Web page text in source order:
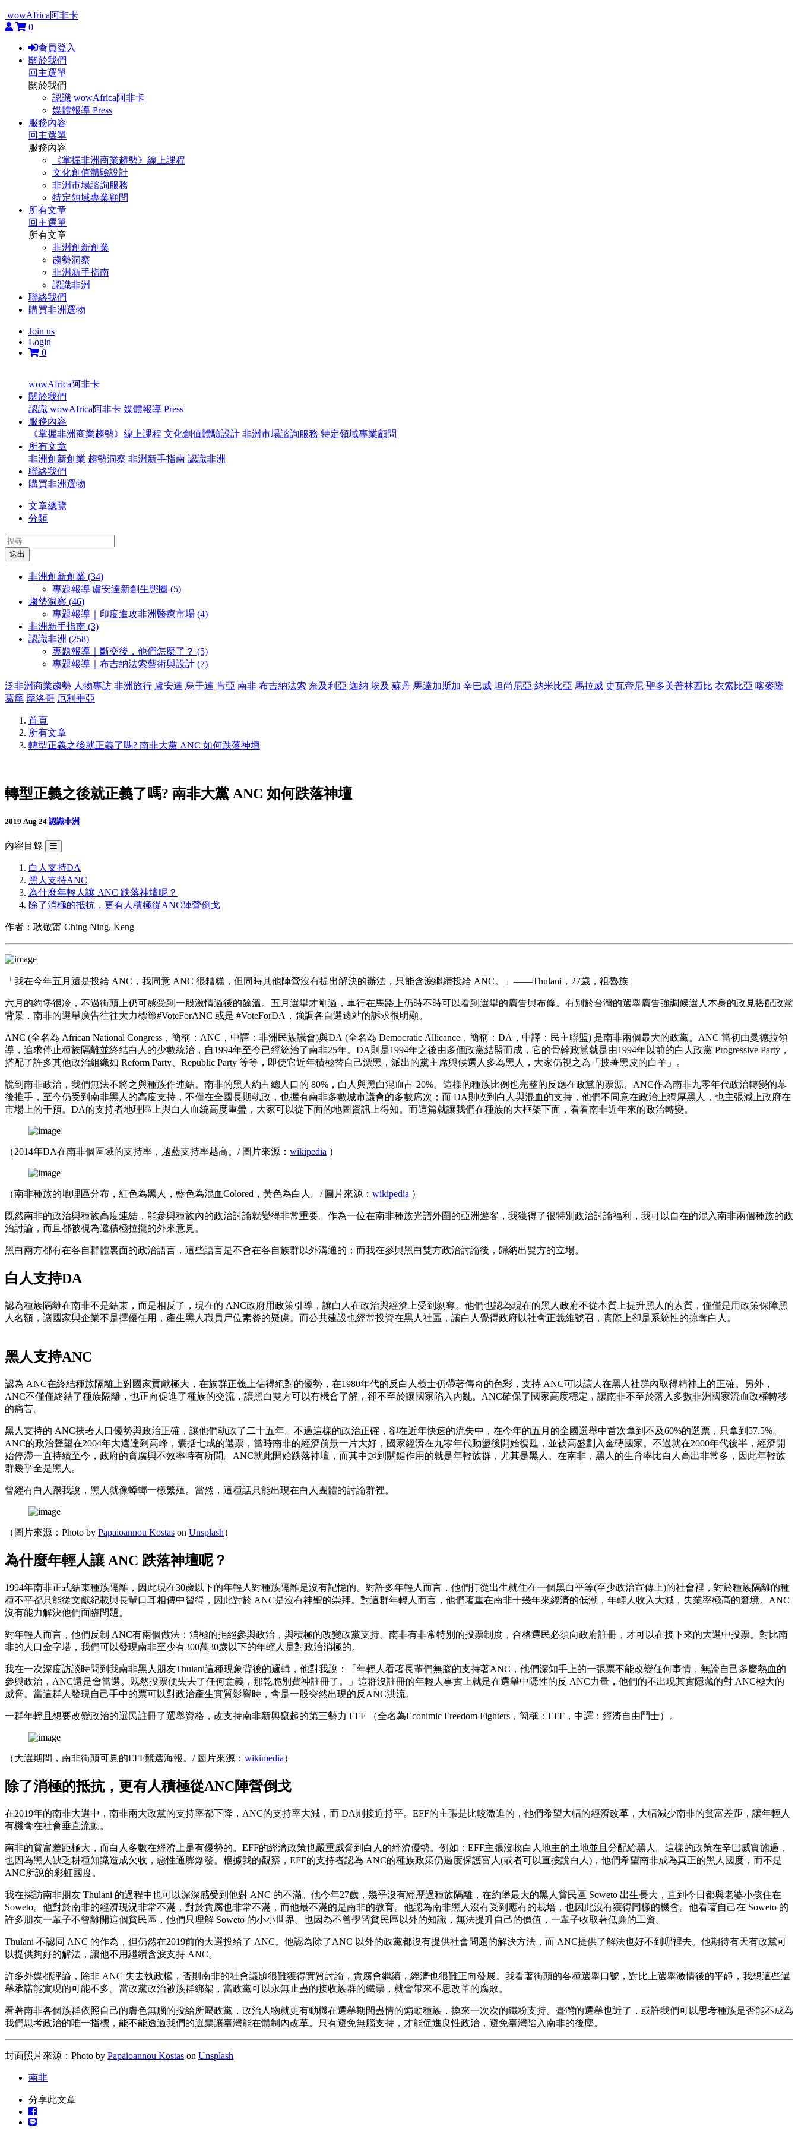
wowAfrica阿非卡
0
會員登入
關於我們
回主選單
關於我們
認識 wowAfrica阿非卡
媒體報導 Press
服務內容
回主選單
服務內容
《掌握非洲商業趨勢》線上課程
文化創值體驗設計
非洲市場諮詢服務
特定領域專業顧問
所有文章
回主選單
所有文章
非洲創新創業
趨勢洞察
非洲新手指南
認識非洲
聯絡我們
購買非洲選物
Join us
Login
0
wowAfrica阿非卡
關於我們
認識 wowAfrica阿非卡 媒體報導 Press
服務內容
《掌握非洲商業趨勢》線上課程 文化創值體驗設計 非洲市場諮詢服務 特定領域專業顧問
所有文章
非洲創新創業 趨勢洞察 非洲新手指南 認識非洲
聯絡我們
購買非洲選物
文章總覽
分類
送出
非洲創新創業 (34)
專題報導|盧安達新創生態圈 (5)
趨勢洞察 (46)
專題報導｜印度進攻非洲醫療市場 (4)
非洲新手指南 (3)
認識非洲 (258)
專題報導｜斷交後，他們怎麼了？ (5)
專題報導｜布吉納法索藝術與設計 (7)
泛非洲商業趨勢 人物專訪 非洲旅行 盧安達 烏干達 肯亞 南非 布吉納法索 奈及利亞 迦納 埃及 蘇丹 馬達加斯加 辛巴威 坦尚尼亞 納米比亞 馬拉威 史瓦帝尼 聖多美普林西比 衣索比亞 喀麥隆
葛摩 摩洛哥 厄利垂亞
首頁
所有文章
轉型正義之後就正義了嗎? 南非大黨 ANC 如何跌落神壇
轉型正義之後就正義了嗎? 南非大黨 ANC 如何跌落神壇
2019 Aug 24 認識非洲
內容目錄
白人支持DA
黑人支持ANC
為什麼年輕人讓 ANC 跌落神壇呢？
除了消極的抵抗，更有人積極從ANC陣營倒戈
作者：耿敬甯 Ching Ning, Keng
「我在今年五月還是投給 ANC，我同意 ANC 很糟糕，但同時其他陣營沒有提出解決的辦法，只能含淚繼續投給 ANC。」——Thulani，27歲，祖魯族
六月的約堡很冷，不過街頭上仍可感受到一股激情過後的餘溫。五月選舉才剛過，車行在馬路上仍時不時可以看到選舉的廣告與布條。有別於台灣的選舉廣告強調候選人本身的政見搭配政黨
背景，南非的選舉廣告往往大力標籤#VoteForANC 或是 #VoteForDA，強調各自選邊站的訴求很明顯。
ANC (全名為 African National Congress，簡稱：ANC，中譯：非洲民族議會)與DA (全名為 Democratic Allicance，簡稱：DA，中譯：民主聯盟) 是南非兩個最大的政黨。ANC 當初由曼德拉領
導，追求停止種族隔離並終結白人的少數統治，自1994年至今已經統治了南非25年。DA則是1994年之後由多個政黨結盟而成，它的骨幹政黨就是由1994年以前的白人政黨 Progressive Party，
搭配了許多其他政治組織如 Reform Party、Republic Party 等等，即使它近年積極替自己漂黑，派出的黨主席與候選人多為黑人，大家仍視之為「披著黑皮的白羊」。
說到南非政治，我們無法不將之與種族作連結。南非的黑人約占總人口的 80%，白人與黑白混血占 20%。這樣的種族比例也完整的反應在政黨的票源。ANC作為南非九零年代政治轉變的幕
後推手，至今仍受到南非黑人的高度支持，不僅在全國長期執政，也握有南非多數城市議會的多數席次；而 DA則收到白人與混血的支持，他們不同意在政治上獨厚黑人，也主張減上政府在
市場上的干預。DA的支持者地理區上與白人血統高度重疊，大家可以從下面的地圖資訊上得知。而這篇就讓我們在種族的大框架下面，看看南非近年來的政治轉變。
（2014年DA在南非個區域的支持率，越藍支持率越高。/ 圖片來源： wikipedia ）
（南非種族的地理區分布，紅色為黑人，藍色為混血Colored，黃色為白人。/ 圖片來源： wikipedia ）
既然南非的政治與種族高度連結，能參與種族內的政治討論就變得非常重要。作為一位在南非種族光譜外圍的亞洲遊客，我獲得了很特別政治討論福利，我可以自在的混入南非兩個種族的政
治討論，而且都被視為邀積極拉攏的外來意見。
黑白兩方都有在各自群體裏面的政治語言，這些語言是不會在各自族群以外溝通的；而我在參與黑白雙方政治討論後，歸納出雙方的立場。
白人支持DA
認為種族隔離在南非不是結束，而是相反了，現在的 ANC政府用政策引導，讓白人在政治與經濟上受到剝奪。他們也認為現在的黑人政府不從本質上提升黑人的素質，僅僅是用政策保障黑
人名額，讓國家與企業不是擇優任用，產生黑人職員尸位素餐的疑慮。而公共建設也經常投資在黑人社區，讓白人覺得政府以社會正義維號召，實際上卻是系統性的掠奪白人。
黑人支持ANC
認為 ANC在終結種族隔離上對國家貢獻極大，在族群正義上佔得絕對的優勢，在1980年代的反白人義士仍帶著傳奇的色彩，支持 ANC可以讓人在黑人社群內取得精神上的正確。另外，
ANC不僅僅終結了種族隔離，也正向促進了種族的交流，讓黑白雙方可以有機會了解，卻不至於讓國家陷入內亂。ANC確保了國家高度穩定，讓南非不至於落入多數非洲國家流血政權轉移
的痛苦。
黑人支持的 ANC挾著人口優勢與政治正確，讓他們執政了二十五年。不過這樣的政治正確，卻在近年快速的流失中，在今年的五月的全國選舉中首次拿到不及60%的選票，只拿到57.5%。
ANC的政治聲望在2004年大選達到高峰，囊括七成的選票，當時南非的經濟前景一片大好，國家經濟在九零年代動盪後開始復甦，並被高盛劃入金磚國家。不過就在2000年代後半，經濟開
始停滯一直持續至今，政府的貪腐與不效率時有所聞。ANC就此開始跌落神壇，而其中起到關鍵作用的就是年輕族群，尤其是黑人。在南非，黑人的生育率比白人高出非常多，因此年輕族
群幾乎全是黑人。
曾經有白人跟我說，黑人就像蟑螂一樣繁殖。當然，這種話只能出現在白人團體的討論群裡。
（圖片來源：Photo by Papaioannou Kostas on Unsplash）
為什麼年輕人讓 ANC 跌落神壇呢？
1994年南非正式結束種族隔離，因此現在30歲以下的年輕人對種族隔離是沒有記憶的。對許多年輕人而言，他們打從出生就住在一個黑白平等(至少政治宣傳上)的社會裡，對於種族隔離的種
種不平都只能從文獻紀載與長輩口耳相傳中習得，因此對於 ANC是沒有神聖的崇拜。對這群年輕人而言，他們著重在南非十幾年來經濟的低潮，年輕人收入大減，失業率極高的窘境。ANC
沒有能力解決他們面臨問題。
對年輕人而言，他們反制 ANC有兩個做法：消極的拒絕參與政治，與積極的改變政黨支持。南非有非常特別的投票制度，合格選民必須向政府註冊，才可以在接下來的大選中投票。對比南
非的人口金字塔，我們可以發現南非至少有300萬30歲以下的年輕人是對政治消極的。
我在一次深度訪談時問到我南非黑人朋友Thulani這種現象背後的邏輯，他對我說：「年輕人看著長輩們無腦的支持著ANC，他們深知手上的一張票不能改變任何事情，無論自己多麼熱血的
參與政治，ANC還是會當選。既然投票便失去了任何意義，那乾脆別費神註冊了。」這群沒註冊的年輕人事實上就是在選舉中隱性的反 ANC力量，他們的不出現其實隱藏的對 ANC極大的
威脅。當這群人發現自己手中的票可以對政治產生實質影響時，會是一股突然出現的反ANC洪流。
一群年輕且想要改變政治的選民註冊了選舉資格，改支持南非新興竄起的第三勢力 EFF （全名為Econimic Freedom Fighters，簡稱：EFF，中譯：經濟自由鬥士）。
（大選期間，南非街頭可見的EFF競選海報。/ 圖片來源： wikimedia）
除了消極的抵抗，更有人積極從ANC陣營倒戈
在2019年的南非大選中，南非兩大政黨的支持率都下降，ANC的支持率大減，而 DA則接近持平。EFF的主張是比較激進的，他們希望大幅的經濟改革，大幅減少南非的貧富差距，讓年輕人
有機會在社會垂直流動。
南非的貧富差距極大，而白人多數在經濟上是有優勢的。EFF的經濟政策也嚴重威脅到白人的經濟優勢。例如：EFF主張沒收白人地主的土地並且分配給黑人。這樣的政策在辛巴威實施過，
也因為黑人缺乏耕種知識造成欠收，惡性通膨爆發。根據我的觀察，EFF的支持者認為 ANC的種族政策仍過度保護富人(或者可以直接說白人)，他們希望南非成為真正的黑人國度，而不是
ANC所說的彩虹國度。
我在採訪南非朋友 Thulani 的過程中也可以深深感受到他對 ANC 的不滿。他今年27歲，幾乎沒有經歷過種族隔離，在約堡最大的黑人貧民區 Soweto 出生長大，直到今日都與老婆小孩住在
Soweto。他對於南非的經濟現況非常不滿，對於貪腐也非常不滿，而他最不滿的是南非的教育。他認為南非黑人沒有受到應有的栽培，也因此沒有獲得同樣的機會。他看著自己在 Soweto 的
許多朋友一輩子不曾離開這個貧民區，他們只理解 Soweto 的小小世界。也因為不曾學習貧民區以外的知識，無法提升自己的價值，一輩子收取著低廉的工資。
Thulani 不認同 ANC 的作為，但仍然在2019前的大選投給了 ANC。他認為除了ANC 以外的政黨都沒有提供社會問題的解決方法，而 ANC提供了解法也好不到哪裡去。他期待有天有政黨可
以提供夠好的解法，讓他不用繼續含淚支持 ANC。
許多外媒都評論，除非 ANC 失去執政權，否則南非的社會議題很難獲得實質討論，貪腐會繼續，經濟也很難正向發展。我看著街頭的各種選舉口號，對比上選舉激情後的平靜，我想這些選
舉承諾能實現的可能不多。當政黨政治被族群綁架，當政黨可以永無止盡的接收族群的鐵票，就會帶來不思改革的腐敗。
看著南非各個族群依照自己的膚色無腦的投給所屬政黨，政治人物就更有動機在選舉期間盡情的煽動種族，換來一次次的鐵粉支持。臺灣的選舉也近了，或許我們可以思考種族是否能不成為
我們思考政治的唯一指標，能不能透過我們的選票讓臺灣能在體制內改革。只有避免無腦支持，才能促進良性政治，避免臺灣陷入南非的後塵。
封面照片來源：Photo by Papaioannou Kostas on Unsplash
南非
分享此文章